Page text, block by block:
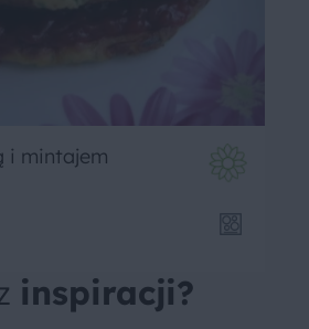
i mintajem
inspiracji?